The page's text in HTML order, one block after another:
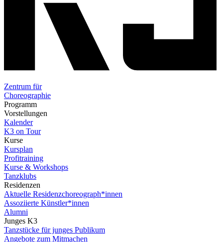
Zentrum für
Choreographie
Programm
Vorstellungen
Kalender
K3 on Tour
Kurse
Kursplan
Profitraining
Kurse & Workshops
Tanzklubs
Residenzen
Aktuelle Residenzchoreograph*innen
Assoziierte Künstler*innen
Alumni
Junges K3
Tanzstücke für junges Publikum
Angebote zum Mitmachen